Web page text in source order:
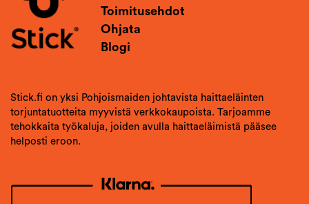
Toimitusehdot
Ohjata
Blogi
Stick.fi on yksi Pohjoismaiden johtavista haittaeläinten
torjuntatuotteita myyvistä verkkokaupoista. Tarjoamme
tehokkaita työkaluja, joiden avulla haittaeläimistä pääsee
helposti eroon.